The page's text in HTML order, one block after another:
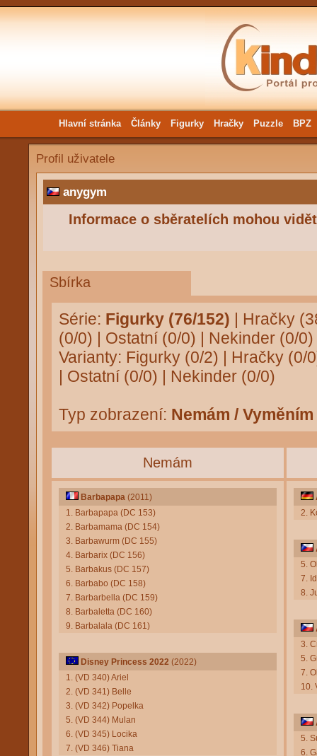
Hlavní stránka Články Figurky Hračky Puzzle BPZ
Profil uživatele
anygym
Informace o sběratelích mohou
Sbírka
Série: Figurky (76/152) | Hračky
(0/0) | Ostatní (0/0) | Nekinder (0/0)
Varianty: Figurky (0/2) | Hračky (0/
| Ostatní (0/0) | Nekinder (0/0)
Typ zobrazení: Nemám / Vyměním
Nemám
Barbapapa (2011)
1. Barbapapa (DC 153)
2. Barbamama (DC 154)
3. Barbawurm (DC 155)
4. Barbarix (DC 156)
5. Barbakus (DC 157)
6. Barbabo (DC 158)
7. Barbarbella (DC 159)
8. Barbaletta (DC 160)
9. Barbalala (DC 161)
Disney Princess 2022 (2022)
1. (VD 340) Ariel
2. (VD 341) Belle
3. (VD 342) Popelka
5. (VD 344) Mulan
6. (VD 345) Locika
7. (VD 346) Tiana
2.
5.
7.
8.
3.
5.
7.
10.
5.
6.